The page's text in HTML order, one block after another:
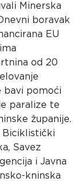
Minerska
boravak
EU
od 20
bavi pomoći
paralize te
županije.
Biciklistički
Savez
i Javna
kninska